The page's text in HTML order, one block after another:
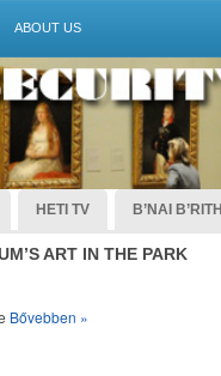
ABOUT US
HETI TV B’NAI B’RITH
ART IN THE PARK
Bővebben »